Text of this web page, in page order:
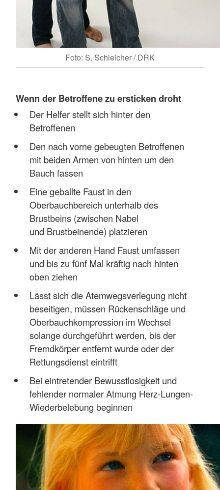
Foto: S. Schleicher / DRK
Wenn der Betroffene zu ersticken droht
Der Helfer stellt sich hinter den
Betroffenen
Den nach vorne gebeugten Betroffenen
mit beiden Armen von hinten um den
Bauch fassen
Eine geballte Faust in den
Oberbauchbereich unterhalb des
Brustbeins (zwischen Nabel
und Brustbeinende) platzieren
Mit der anderen Hand Faust umfassen
und bis zu fünf Mal kräftig nach hinten
oben ziehen
Lässt sich die Atemwegsverlegung nicht
beseitigen, müssen Rückenschläge und
Oberbauchkompression im Wechsel
solange durchgeführt werden, bis der
Fremdkörper entfernt wurde oder der
Rettungsdienst eintrifft
Bei eintretender Bewusstlosigkeit und
fehlender normaler Atmung Herz-Lungen-
Wiederbelebung beginnen